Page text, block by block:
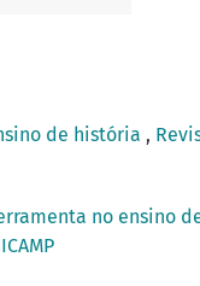
de história ,
no ensino